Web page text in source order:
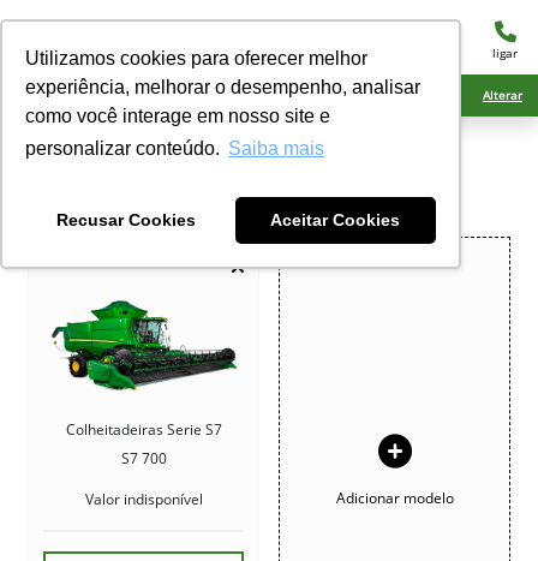
Utilizamos cookies para oferecer melhor
experiência, melhorar o desempenho, analisar
como você interage em nosso site e
personalizar conteúdo. Saiba mais
Recusar Cookies Aceitar Cookies
menu ligar
Ciarama Máquinas Naviraí Alterar
COMPARATIVO
Compare os seus veículos de interesse
Colheitadeiras Serie S7
S7 700
Valor indisponível
Adicionar modelo